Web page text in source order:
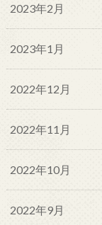
2023年2月
2023年1月
2022年12月
2022年11月
2022年10月
2022年9月